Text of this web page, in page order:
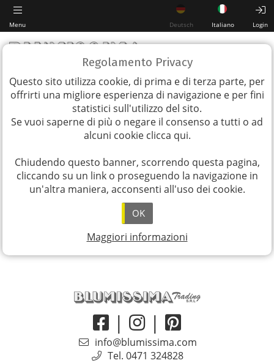
Regolamento Privacy
Questo sito utilizza cookie, di prima e di terza parte, per
offrirti una migliore esperienza di navigazione e per fini
statistici sull'utilizzo del sito.
Se vuoi saperne di più o negare il consenso a tutti o ad
alcuni cookie clicca qui.
Chiudendo questo banner, scorrendo questa pagina,
cliccando su un link o proseguendo la navigazione in
un'altra maniera, acconsenti all'uso dei cookie.
OK
Maggiori informazioni
Menu Deutsch Italiano Login
Download PDF
| |
info@blumissima.com
Tel. 0471 324828